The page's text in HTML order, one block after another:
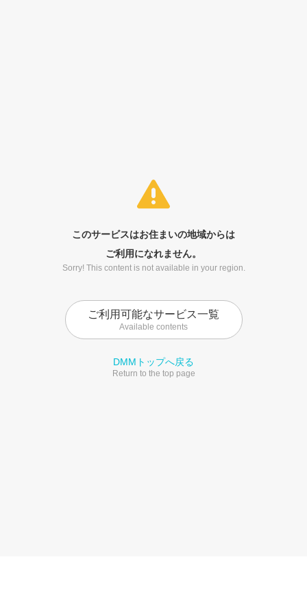
このサービスはお住まいの地域からは
ご利用になれません。
Sorry! This content is not available in your region.
ご利用可能なサービス一覧
Available contents
DMMトップへ戻る
Return to the top page